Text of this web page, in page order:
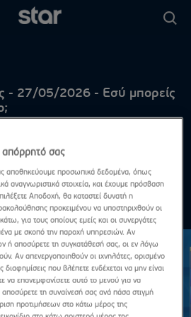
- 27/05/2026 - Εσύ μπορείς
Δες τα όλα
απόρρητό σας
αποθηκεύουμε προσωπικά δεδομένα, όπως
αναγνωριστικά στοιχεία, και έχουμε πρόσβαση
Αποδοχή, θα καταστεί δυνατή η
προκειμένου να υποστηριχθούν οι
για τους οποίους εμείς και οι συνεργάτες
με σκοπό την παροχή υπηρεσιών. Αν
ή αποσύρετε τη συγκατάθεσή σας, οι εν λόγω
Αν απενεργοποιηθούν οι ιχνηλάτες, ορισμένο
διαφημίσεις που βλέπετε ενδέχεται να μην είναι
να επανεμφανίσετε αυτό το μενού για να
αποσύρετε τη συναίνεσή σας ανά πάσα στιγμή
προτιμήσεων στο κάτω μέρος της